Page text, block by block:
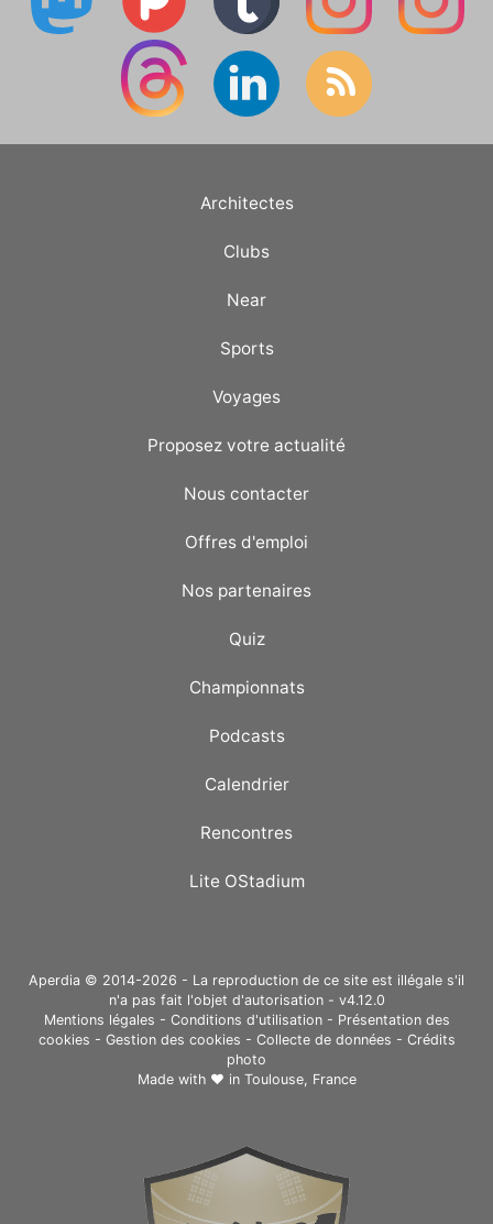
Architectes
Clubs
Near
Sports
Voyages
Proposez votre actualité
Nous contacter
Offres d'emploi
Nos partenaires
Quiz
Championnats
Podcasts
Calendrier
Rencontres
Lite OStadium
Aperdia © 2014-2026 - La reproduction de ce site est illégale s'il
n'a pas fait l'objet d'autorisation - v4.12.0
Mentions légales - Conditions d'utilisation- Présentation des
cookies - Gestion des cookies - Collecte de données - Crédits
photo
Made with ❤ in Toulouse, France